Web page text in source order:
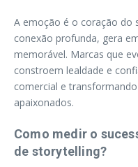
A emoção é o coração do
conexão profunda, gera
memorável. Marcas que
constroem lealdade e
comercial e
apaixonados.
Como medir o
de storytelling?